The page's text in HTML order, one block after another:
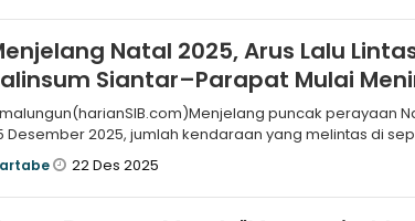
Natal 2025, Arus Lalu
Siantar–Parapat Mulai
puncak perayaan
2025, jumlah kendaraan yang melintas di sepanjang
Lintas Su22 Des 2025